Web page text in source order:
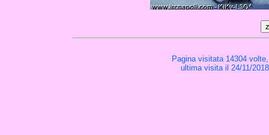
Pagina visitata 14304
ultima visita il 24/11/